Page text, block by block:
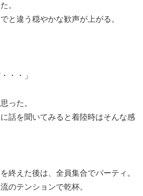
。
と違う穏やかな歓声が上がる。
・・」
った。
話を聞いてみると着陸時はそんな感
終えた後は、全員集合でパーティ。
のテンションで乾杯。